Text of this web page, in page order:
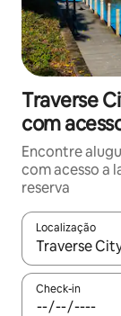
Traverse
com
Encontre
com acesso a
reserva
Localização
Quando os
Check-in